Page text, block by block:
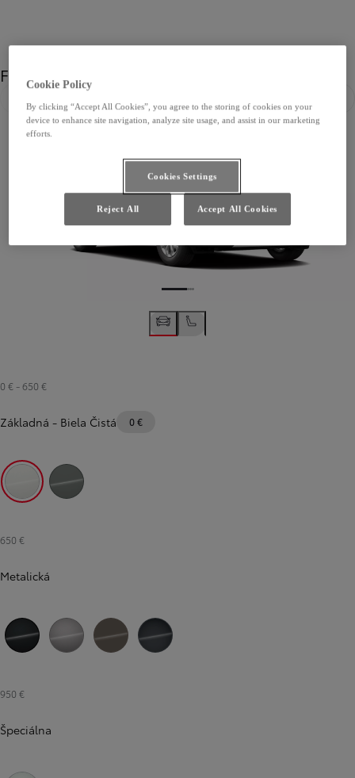
Farba
Predchádzajúca stránka
0 € -650 €
Základná - Biela Čistá 0 €
Biela Čistá
650 €
Metalická
950 €
Špeciálna
Cookie Policy
By clicking “Accept All Cookies”, you agree to the storing of cookies on your
device to enhance site navigation, analyze site usage, and assist in our marketing
efforts.
Cookies Settings
Reject All Accept All Cookies